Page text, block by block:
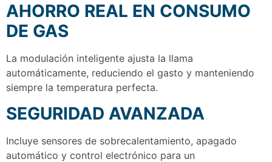
AHORRO REAL EN CONSUMO
DE GAS
La modulación inteligente ajusta la llama
automáticamente, reduciendo el gasto y manteniendo
siempre la temperatura perfecta.
SEGURIDAD AVANZADA
Incluye sensores de sobrecalentamiento, apagado
automático y control electrónico para un